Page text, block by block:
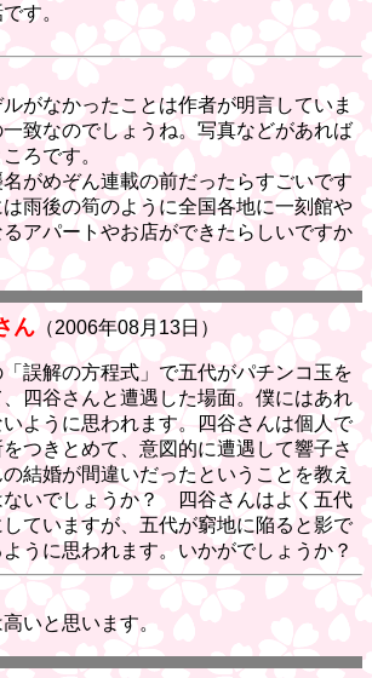
す。
がなかったことは作者が明言していま
致なのでしょうね。写真などがあれば
ろです。
名がめぞん連載の前だったらすごいです
雨後の筍のように全国各地に一刻館や
アパートやお店ができたらしいですか
ん （2006年08月13日）
誤解の方程式」で五代がパチンコ玉を
四谷さんと遭遇した場面。僕にはあれ
ように思われます。四谷さんは個人で
つきとめて、意図的に遭遇して響子さ
結婚が間違いだったということを教え
ないでしょうか？ 四谷さんはよく五代
ていますが、五代が窮地に陥ると影で
うに思われます。いかがでしょうか？
いと思います。